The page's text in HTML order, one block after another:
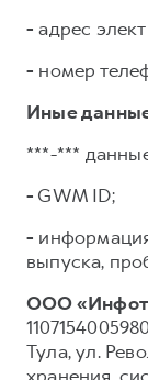
- адрес
- номер
Иные
***-***
- GWM ID;
-
выпуска,
ООО
Тула, ул.